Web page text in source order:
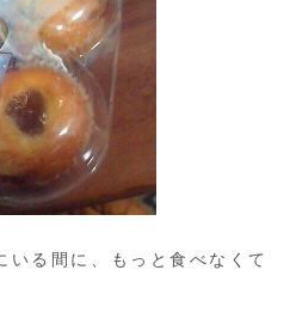
いる間に、もっと食べなくて